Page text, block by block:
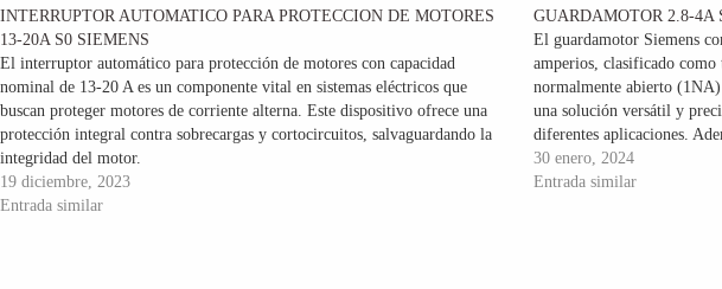
INTERRUPTOR AUTOMATICO PARA PROTECCION DE MOTORES
13-20A S0 SIEMENS
El interruptor automático para protección de motores con capacidad
nominal de 13-20 A es un componente vital en sistemas eléctricos que
buscan proteger motores de corriente alterna. Este dispositivo ofrece una
protección integral contra sobrecargas y cortocircuitos, salvaguardando la
integridad del motor.
19 diciembre, 2023
Entrada similar
GUARDAMOTOR 2.8-4A
El guardamotor Siemens
amperios, clasificado
normalmente abierto
una solución versátil y
diferentes aplicaciones.
30 enero, 2024
Entrada similar